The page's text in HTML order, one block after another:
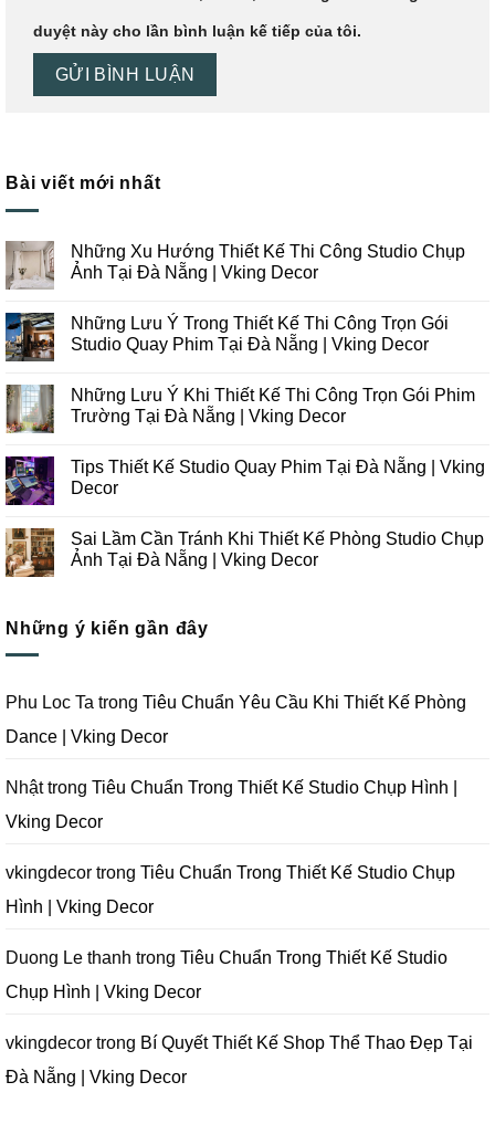
duyệt này cho lần bình luận kế tiếp của tôi.
Bài viết mới nhất
Những Xu Hướng Thiết Kế Thi Công Studio Chụp
Ảnh Tại Đà Nẵng | Vking Decor
bình
luận
ở
Hướng
Thiết
Kế
Studio
Chụp
Ảnh
Nẵng
Vking
Những Lưu Ý Trong Thiết Kế Thi Công Trọn Gói
Studio Quay Phim Tại Đà Nẵng | Vking Decor
bình
luận
ở
Ý
Trong
Thiết
Công
Trọn
Gói
Tại
Đà
Decor
Những Lưu Ý Khi Thiết Kế Thi Công Trọn Gói Phim
Trường Tại Đà Nẵng | Vking Decor
bình
luận
ở
Ý
Khi
Thiết
Trọn
Gói
Đà
Nẵng
Vking
Tips Thiết Kế Studio Quay Phim Tại Đà Nẵng | Vking
Decor
bình
luận
ở
Studio
Quay
Nẵng
|
Decor
Sai Lầm Cần Tránh Khi Thiết Kế Phòng Studio Chụp
Ảnh Tại Đà Nẵng | Vking Decor
luận
ở
Tránh
Khi
Kế
Chụp
Ảnh
Đà
Vking
Decor
Những ý kiến gần đây
Phu Loc Ta trong Tiêu Chuẩn Yêu Cầu Khi Thiết Kế Phòng
Dance | Vking Decor
Nhậttrong Tiêu Chuẩn Trong Thiết Kế Studio Chụp Hình |
Vking Decor
vkingdecor trong Tiêu Chuẩn Trong Thiết Kế Studio Chụp
Hình | Vking Decor
Duong Le thanh trong Tiêu Chuẩn Trong Thiết Kế Studio
Chụp Hình | Vking Decor
vkingdecor trong Bí Quyết Thiết Kế Shop Thể Thao Đẹp Tại
Đà Nẵng | Vking Decor